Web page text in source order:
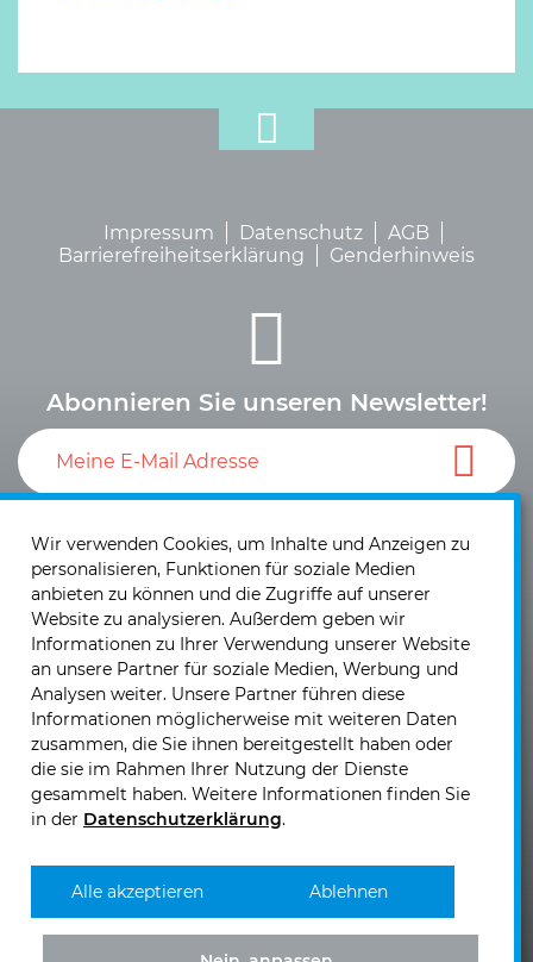
Impressum Datenschutz
AGB
Barrierefreiheitserklärung
Genderhinweis
Abonnieren Sie unseren Newsletter!
Einwilligung zum Versand von Neuigkeiten und
Informationen.
KIRCHHOFF Mobility AG
Laubisrütistrasse 74
CH - 8712 Stäfa
Telefon: +41 (0)44 - 928 30 10
Wir verwenden Cookies, um Inhalte und Anzeigen zu
personalisieren, Funktionen für soziale Medien
anbieten zu können und die Zugriffe auf unserer
Website zu analysieren. Außerdem geben wir
Informationen zu Ihrer Verwendung unserer Website
an unsere Partner für soziale Medien, Werbung und
Analysen weiter. Unsere Partner führen diese
Informationen möglicherweise mit weiteren Daten
zusammen, die Sie ihnen bereitgestellt haben oder
die sie im Rahmen Ihrer Nutzung der Dienste
gesammelt haben. Weitere Informationen finden Sie
in der Datenschutzerklärung.
Ablehnen
Alle akzeptieren